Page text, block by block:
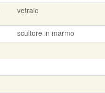
vetraio
scultore in marmo